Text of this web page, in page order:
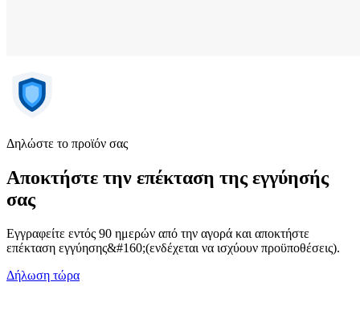
Δηλώστε το προϊόν σας
Αποκτήστε την επέκταση της εγγύησής
σας
Εγγραφείτε εντός 90 ημερών από την αγορά και αποκτήστε
επέκταση εγγύησης&#160;(ενδέχεται να ισχύουν προϋποθέσεις).
Δήλωση τώρα